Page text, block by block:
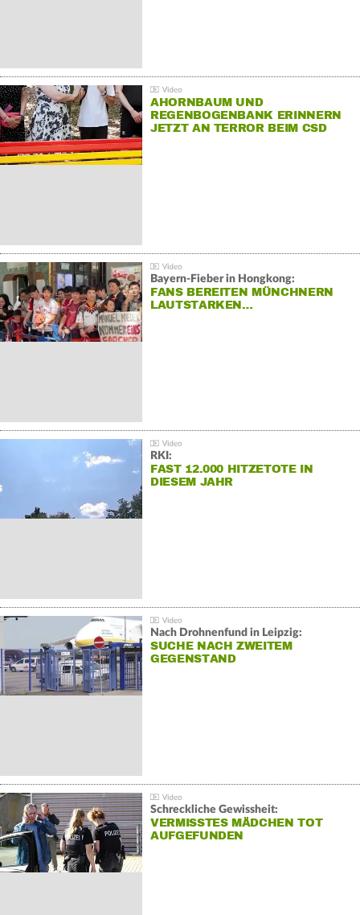
AHORNBAUM UND
REGENBOGENBANK ERINNERN
JETZT AN TERROR BEIM CSD
Bayern-Fieber in Hongkong:
FANS BEREITEN MÜNCHNERN
LAUTSTARKEN…
RKI:
FAST 12.000 HITZETOTE IN
DIESEM JAHR
Nach Drohnenfund in Leipzig:
SUCHE NACH ZWEITEM
GEGENSTAND
Schreckliche Gewissheit:
VERMISSTES MÄDCHEN TOT
AUFGEFUNDEN